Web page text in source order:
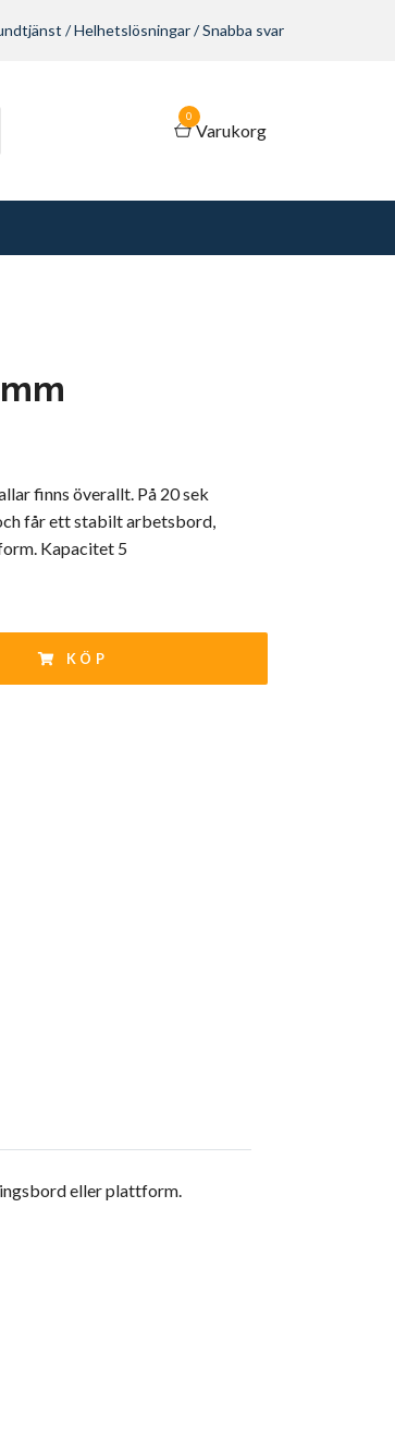
/ Helhetslösningar / Snabba svar
0
Varukorg
finns överallt. På 20 sek
får ett stabilt arbetsbord,
Kapacitet 5
KÖP
eller plattform.